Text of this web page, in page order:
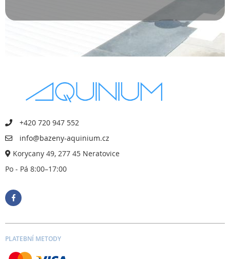
+420 720 947 552
info@bazeny-aquinium.cz
Korycany 49, 277 45 Neratovice
Po - Pá 8:00–17:00
PLATEBNÍ METODY